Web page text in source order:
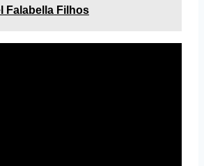
Falabella Filhos